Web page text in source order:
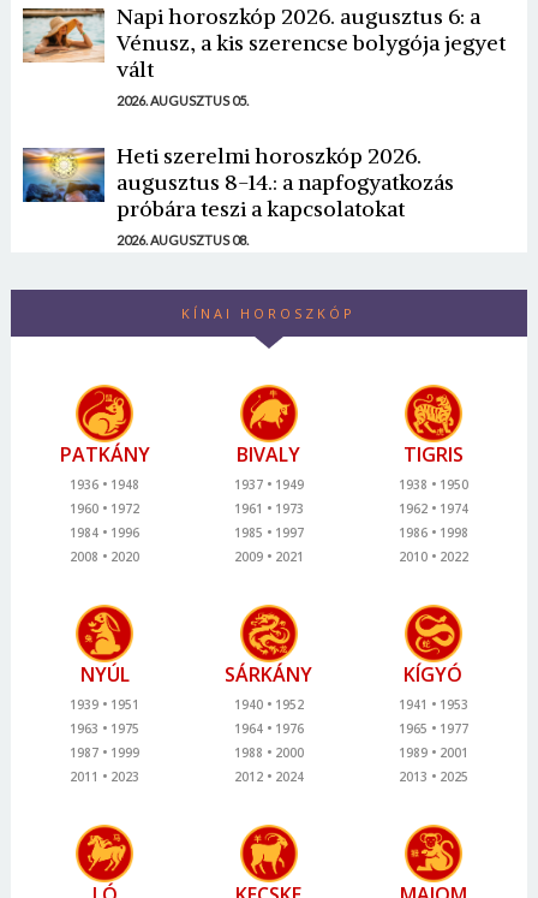
Napi horoszkóp 2026. augusztus 6: a
Vénusz, a kis szerencse bolygója jegyet
vált
2026. AUGUSZTUS 05.
Heti szerelmi horoszkóp 2026.
augusztus 8-14.: a napfogyatkozás
próbára teszi a kapcsolatokat
2026. AUGUSZTUS 08.
KÍNAI HOROSZKÓP
PATKÁNY
1936
1948
1960
1972
1984
1996
2008
2020
BIVALY
1937
1949
1961
1973
1985
1997
2009
2021
TIGRIS
1938
1950
1962
1974
1986
1998
2010
2022
NYÚL
1939
1951
1963
1975
1987
1999
2011
2023
SÁRKÁNY
1940
1952
1964
1976
1988
2000
2012
2024
KÍGYÓ
1941
1953
1965
1977
1989
2001
2013
2025